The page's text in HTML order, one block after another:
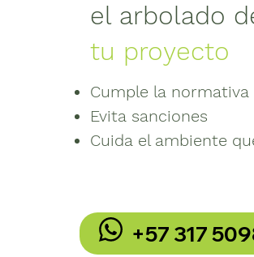
el arbolado
tu proyecto
Cumple la
Evita sanciones
Cuida el ambiente
+57 317